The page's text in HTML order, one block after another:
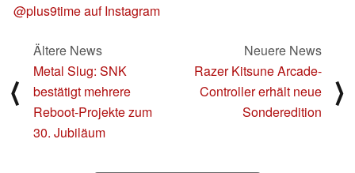
@plus9time auf Instagram
⟨
Ältere News
Metal Slug: SNK
bestätigt mehrere
Reboot-Projekte zum
30. Jubiläum
Neuere News
Razer Kitsune Arcade-
Controller erhält neue
Sonderedition
⟩